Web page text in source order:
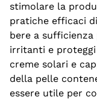
stimolare la
pratiche efficaci
bere a
irritanti e
creme solari e
della pelle
essere utile per